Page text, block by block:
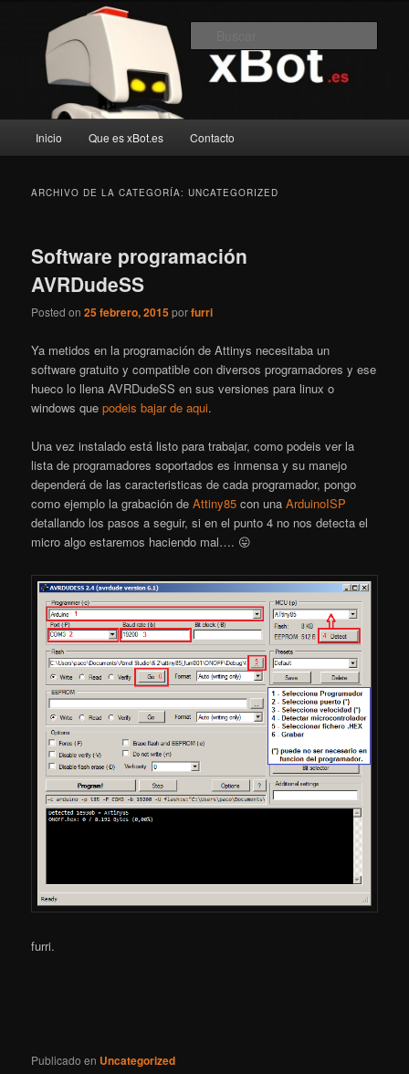
contenido
contenido
secundarioxBot.es
Blog de robotica recreativa
principal
Inicio Que es xBot.es Contacto
ARCHIVO DE LA CATEGORÍA:UNCATEGORIZED
Software programación
AVRDudeSS
Posted on25 febrero, 2015porfurri
Ya metidos en la programación de Attinys necesitaba un
software gratuito y compatible con diversos programadores y ese
hueco lo llena AVRDudeSS en sus versiones para linux o
windows quepodeis bajar de aqui.
Una vez instalado está listo para trabajar, como podeis ver la
lista de programadores soportados es inmensa y su manejo
dependerá de las caracteristicas de cada programador, pongo
como ejemplo la grabación de Attiny85 con unaArduinoISP
detallando los pasos a seguir, si en el punto 4 no nos detecta el
micro algo estaremos haciendo mal…. 😛
furri.
Publicado en Uncategorized